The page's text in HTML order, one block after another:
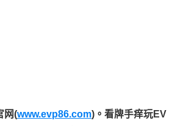
网(www.evp86.com)。 看牌手痒玩EV